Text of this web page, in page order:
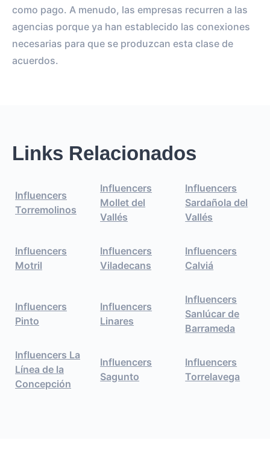
como pago. A menudo, las empresas recurren a las
agencias porque ya han establecido las conexiones
necesarias para que se produzcan esta clase de
acuerdos.
Links Relacionados
Influencers
Torremolinos
Influencers
Mollet del
Vallés
Influencers
Sardañola del
Vallés
Influencers
Motril
Influencers
Viladecans
Influencers
Calviá
Influencers
Pinto
Influencers
Linares
Influencers
Sanlúcar de
Barrameda
Influencers La
Línea de la
Concepción
Influencers
Sagunto
Influencers
Torrelavega